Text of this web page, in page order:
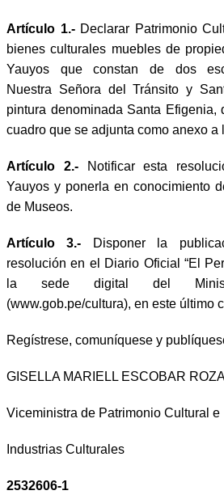
Artículo 1.- Declarar Patrimonio
bienes culturales muebles de
Yauyos que constan de dos
Nuestra Señora del Tránsito y
pintura denominada Santa Efigenia,
cuadro que se adjunta como anexo a
Artículo 2.-Notificar esta
Yauyos y ponerla en conocimiento
de Museos.
Artículo 3.- Disponer la
resolución en el
Diario Oficial “El
la sede digital del
(www.gob.pe/cultura), en este último
Regístrese, comuníquese y
GISELLA MARIELL ESCOBAR
Viceministra de Patrimonio Cultural e
Industrias Culturales
2532606-1